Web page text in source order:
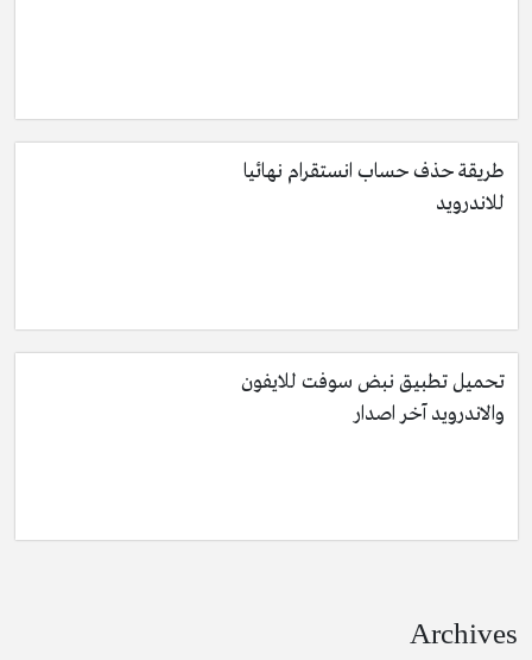
طريقة حذف حساب انستقرام نهائيا
للاندرويد
تحميل تطبيق نبض سوفت للايفون
والاندرويد آخر اصدار
Archives